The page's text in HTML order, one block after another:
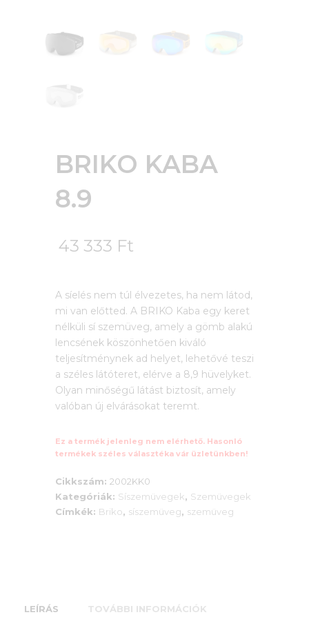
BRIKO KABA
8.9
43 333 Ft
A síelés nem túl élvezetes, ha nem látod,
mi van előtted. A BRIKO Kaba egy keret
nélküli sí szemüveg, amely a gömb alakú
lencsének köszönhetően kiváló
teljesítménynek ad helyet, lehetővé teszi
a széles látóteret, elérve a 8,9 hüvelyket.
Olyan minőségű látást biztosít, amely
valóban új elvárásokat teremt.
Ez a termék jelenleg nem elérhető. Hasonló
termékek széles választéka vár üzletünkben!
Cikkszám: 2002KK0
Kategóriák: Síszemüvegek, Szemüvegek
Címkék: Briko, síszemüveg, szemüveg
LEÍRÁS TOVÁBBI INFORMÁCIÓK